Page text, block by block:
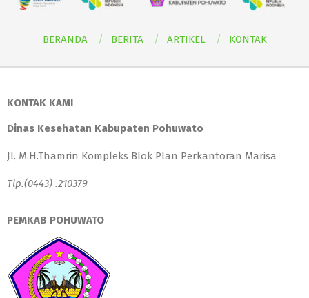
BERANDA BERITA ARTIKEL KONTAK
KONTAK KAMI
Dinas Kesehatan Kabupaten Pohuwato
Jl. M.H.Thamrin Kompleks Blok Plan Perkantoran Marisa
Tlp.(0443) .210379
PEMKAB POHUWATO